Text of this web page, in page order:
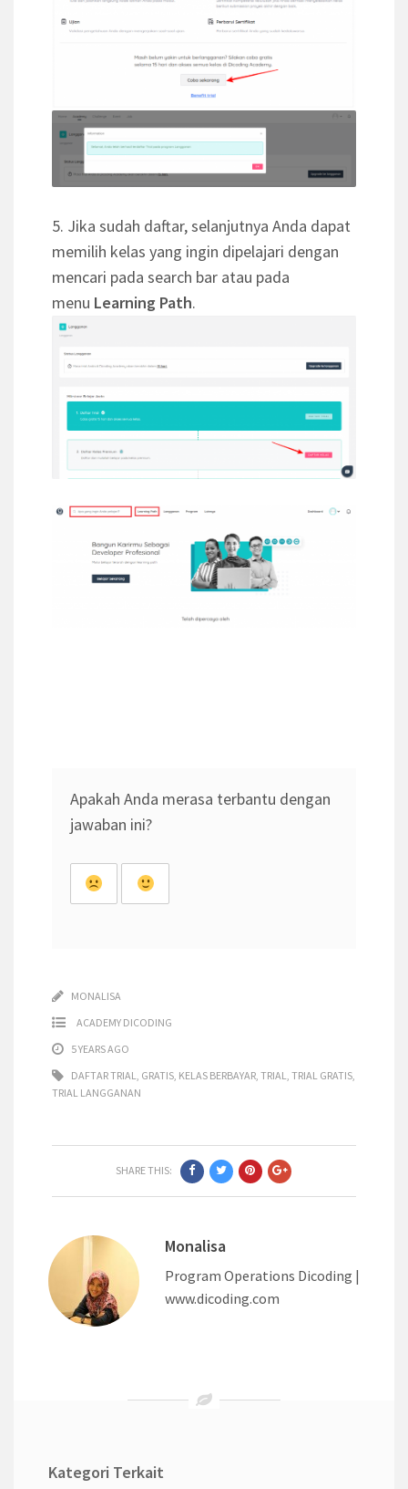
5. Jika sudah daftar, selanjutnya Anda dapat
memilih kelas yang ingin dipelajari dengan
mencari pada search bar atau pada
menu Learning Path.
Apakah Anda merasa terbantu dengan
jawaban ini?
MONALISA
ACADEMY DICODING
5 YEARS AGO
DAFTAR TRIAL, GRATIS, KELAS BERBAYAR, TRIAL, TRIAL GRATIS,
TRIAL LANGGANAN
SHARE THIS:
Monalisa
Program Operations Dicoding |
www.dicoding.com
Kategori Terkait